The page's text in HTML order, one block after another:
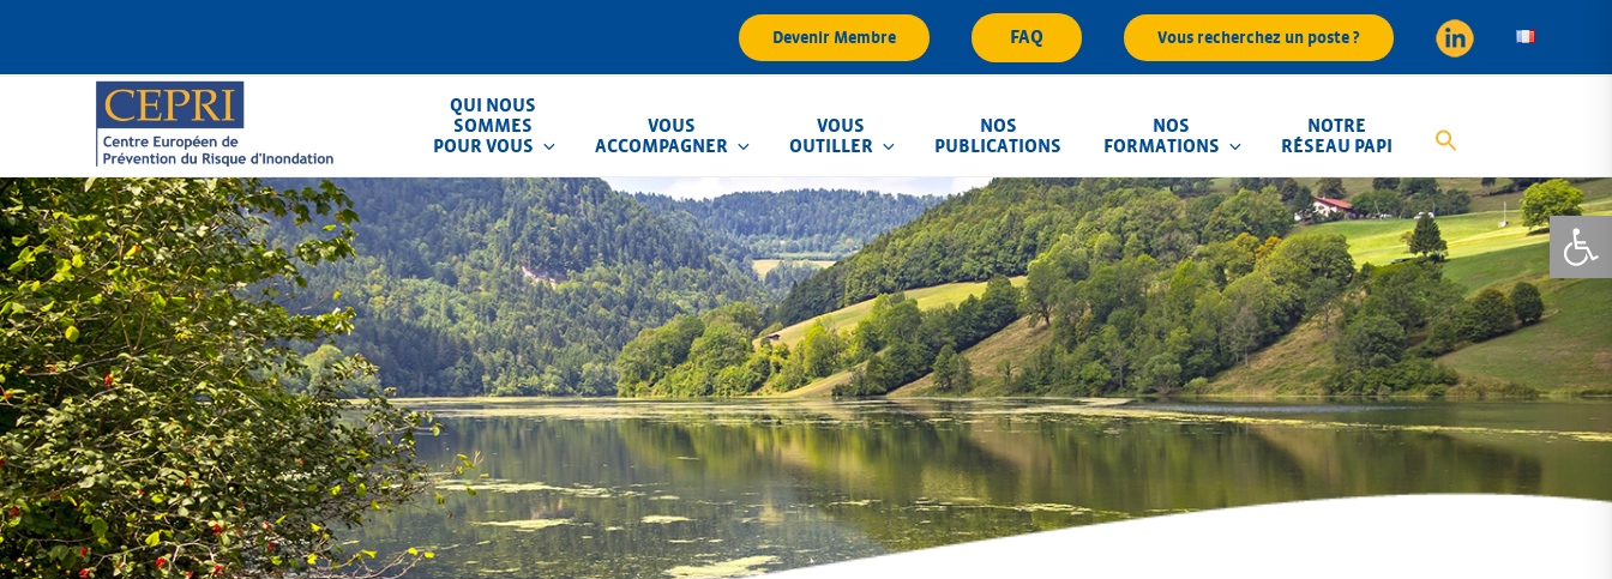
Ouvrir
contenu
Devenir Membre FAQ Vous recherchez un poste ?
QUI NOUS
SOMMES
POUR VOUS
VOUS
ACCOMPAGNER
VOUS
OUTILLER
NOS
PUBLICATIONS
NOS
FORMATIONS
NOTRE
RÉSEAU PAPI
CEPRI
Centre Européen de Prévention du Risque d'Inondation